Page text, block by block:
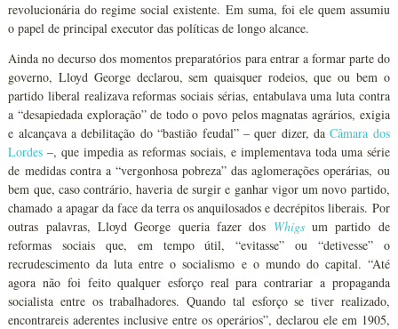
revolucionária do regime social existente. Em suma, foi ele quem assumiu
o papel de principal executor das políticas de longo alcance.
Ainda no decurso dos momentos preparatórios para entrar a formar parte do
governo, Lloyd George declarou, sem quaisquer rodeios, que ou bem o
partido liberal realizava reformas sociais sérias, entabulava uma luta contra
a “desapiedada exploração” de todo o povo pelos magnatas agrários, exigia
e alcançava a debilitação do “bastião feudal” – quer dizer, daCâmara dos
Lordes –, que impedia as reformas sociais, e implementava toda uma série
de medidas contra a “vergonhosa pobreza” das aglomerações operárias, ou
bem que, caso contrário, haveria de surgir e ganhar vigor um novo partido,
chamado a apagar da face da terra os anquilosados e decrépitos liberais. Por
outras palavras, Lloyd George queria fazer dos Whigsum partido de
reformas sociais que, em tempo útil, “evitasse” ou “detivesse” o
recrudescimento da luta entre o socialismo e o mundo do capital. “Até
agora não foi feito qualquer esforço real para contrariar a propaganda
socialista entre os trabalhadores. Quando tal esforço se tiver realizado,
encontrareis aderentes inclusive entre os operários”, declarou ele em 1905,